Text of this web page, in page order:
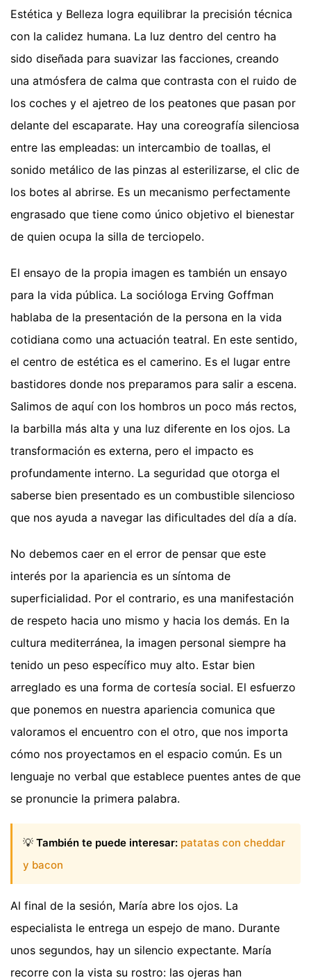
Estética y Belleza logra equilibrar la precisión técnica
con la calidez humana. La luz dentro del centro ha
sido diseñada para suavizar las facciones, creando
una atmósfera de calma que contrasta con el ruido de
los coches y el ajetreo de los peatones que pasan por
delante del escaparate. Hay una coreografía silenciosa
entre las empleadas: un intercambio de toallas, el
sonido metálico de las pinzas al esterilizarse, el clic de
los botes al abrirse. Es un mecanismo perfectamente
engrasado que tiene como único objetivo el bienestar
de quien ocupa la silla de terciopelo.
El ensayo de la propia imagen es también un ensayo
para la vida pública. La socióloga Erving Goffman
hablaba de la presentación de la persona en la vida
cotidiana como una actuación teatral. En este sentido,
el centro de estética es el camerino. Es el lugar entre
bastidores donde nos preparamos para salir a escena.
Salimos de aquí con los hombros un poco más rectos,
la barbilla más alta y una luz diferente en los ojos. La
transformación es externa, pero el impacto es
profundamente interno. La seguridad que otorga el
saberse bien presentado es un combustible silencioso
que nos ayuda a navegar las dificultades del día a día.
No debemos caer en el error de pensar que este
interés por la apariencia es un síntoma de
superficialidad. Por el contrario, es una manifestación
de respeto hacia uno mismo y hacia los demás. En la
cultura mediterránea, la imagen personal siempre ha
tenido un peso específico muy alto. Estar bien
arreglado es una forma de cortesía social. El esfuerzo
que ponemos en nuestra apariencia comunica que
valoramos el encuentro con el otro, que nos importa
cómo nos proyectamos en el espacio común. Es un
lenguaje no verbal que establece puentes antes de que
se pronuncie la primera palabra.
💡 También te puede interesar: patatas con cheddar
y bacon
Al final de la sesión, María abre los ojos. La
especialista le entrega un espejo de mano. Durante
unos segundos, hay un silencio expectante. María
recorre con la vista su rostro: las ojeras han